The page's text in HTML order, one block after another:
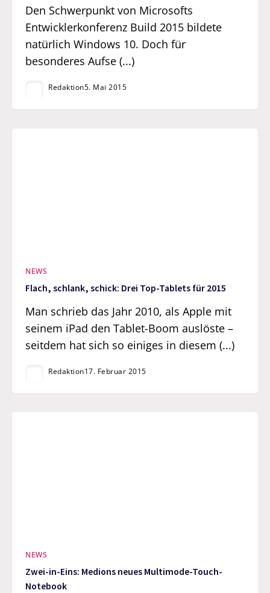
Den Schwerpunkt von Microsofts
Entwicklerkonferenz Build 2015 bildete
natürlich Windows 10. Doch für
besonderes Aufse (...)
Redaktion5. Mai 2015
NEWS
Flach, schlank, schick: Drei Top-Tablets für 2015
Man schrieb das Jahr 2010, als Apple mit
seinem iPad den Tablet-Boom auslöste –
seitdem hat sich so einiges in diesem (...)
Redaktion17. Februar 2015
NEWS
Zwei-in-Eins: Medions neues Multimode-Touch-
Notebook